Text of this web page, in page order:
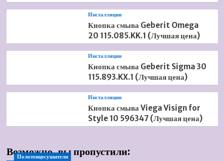
Инсталляции
Кнопка смыва Geberit Omega
20 115.085.KK.1 (Лучшая цена)
Инсталляции
Кнопка смыва Geberit Sigma 30
115.893.KX.1 (Лучшая цена)
Инсталляции
Кнопка смыва Viega Visign for
Style 10 596347 (Лучшая цена)
Возможно, вы пропустили:
Полотенцесушители